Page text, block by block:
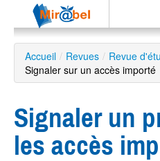
Le réseau
Soutien
Accueil / Revues / Revue
Signaler sur un accès importé
Signaler un
les accès